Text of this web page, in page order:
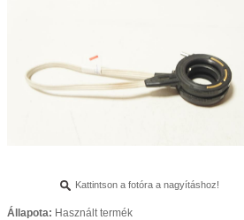
Kattintson a fotóra a nagyításhoz!
Állapota: Használt termék